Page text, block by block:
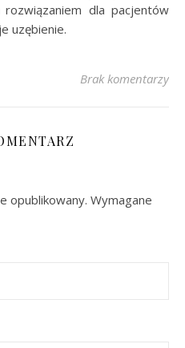
dla pacjentów
uzębienie.
Brak komentarzy
opublikowany. Wymagane